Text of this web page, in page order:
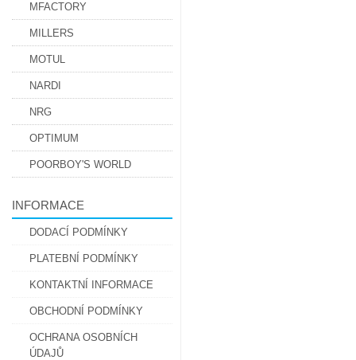
MFACTORY
MILLERS
MOTUL
NARDI
NRG
OPTIMUM
POORBOY'S WORLD
INFORMACE
DODACÍ PODMÍNKY
PLATEBNÍ PODMÍNKY
KONTAKTNÍ INFORMACE
OBCHODNÍ PODMÍNKY
OCHRANA OSOBNÍCH
ÚDAJŮ